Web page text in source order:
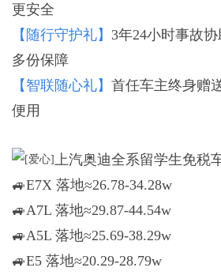
更安全
【随行守护礼】 3年24小时事故
多份保障
【智联随心礼】 首任车主终身赠
便用
上汽奥迪全系留学生免税
🚙E7X 落地≈26.78-34.28w
🚙A7L 落地≈29.87-44.54w
🚙A5L 落地≈25.69-38.29w
🚙E5 落地≈20.29-28.79w